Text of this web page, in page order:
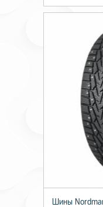
Шины